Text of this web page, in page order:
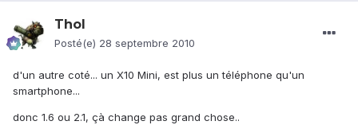
Thol
Posté(e) 28 septembre 2010
d'un autre coté... un X10 Mini, est plus un téléphone qu'un
smartphone...
donc 1.6 ou 2.1, çà change pas grand chose..